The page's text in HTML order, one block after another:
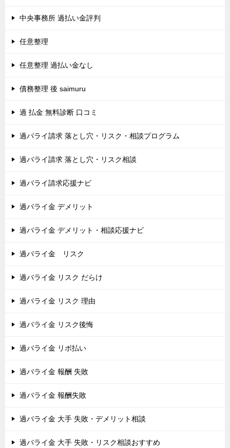
中央事務所 過払い金評判
任意整理
任意整理 過払い金なし
債務整理 後 saimuru
過 払金 無料診断 口コミ
過バライ請求 落とし穴・リスク・相談プログラム
過バライ請求 落とし穴・リスク相談
過バライ請求応援ナビ
過バライ金 デメリット
過バライ金 デメリット・相談応援ナビ
過バライ金 リスク
過バライ金 リスク だらけ
過バライ金 リスク 理由
過バライ金 リスク後悔
過バライ金 リボ払い
過バライ金 報酬 失敗
過バライ金 報酬失敗
過バライ金 大手 失敗・デメリット相談
過バライ金 大手 失敗・リスク相談おすすめ